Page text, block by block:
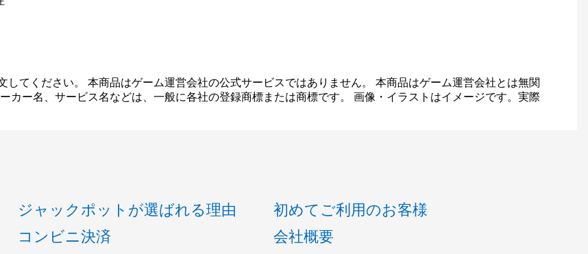
てください。 本商品はゲーム運営会社の公式サービスではありません。 本商品はゲーム運営会社とは無関
カー名、サービス名などは、一般に各社の登録商標または商標です。 画像・イラストはイメージです。実際
ジャックポットが選ばれる理由
初めてご利用のお客様
コンビニ決済 会社概要